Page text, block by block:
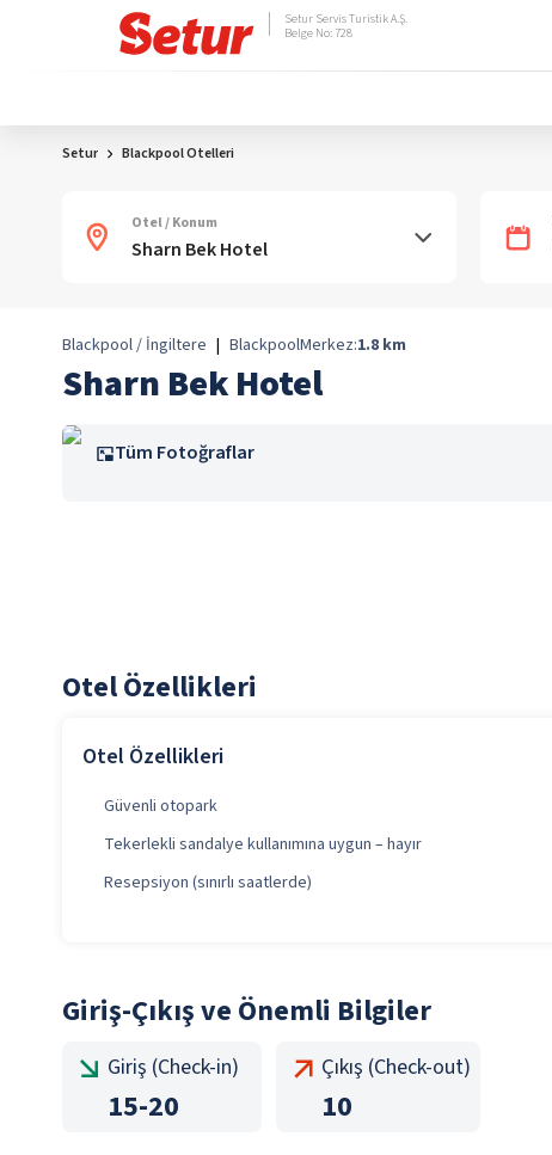
Setur Servis Turistik A.Ş.
Belge No: 728
Setur Blackpool Otelleri
Otel / Konum
Blackpool / İngiltere | BlackpoolMerkez:1.8 km
Sharn Bek Hotel
Tüm Fotoğraflar
Otel Özellikleri
Otel Özellikleri
Güvenli otopark
Tekerlekli sandalye kullanımına uygun – hayır
Resepsiyon (sınırlı saatlerde)
Giriş-Çıkış ve Önemli Bilgiler
Giriş (Check-in)
15-20
Çıkış (Check-out)
10